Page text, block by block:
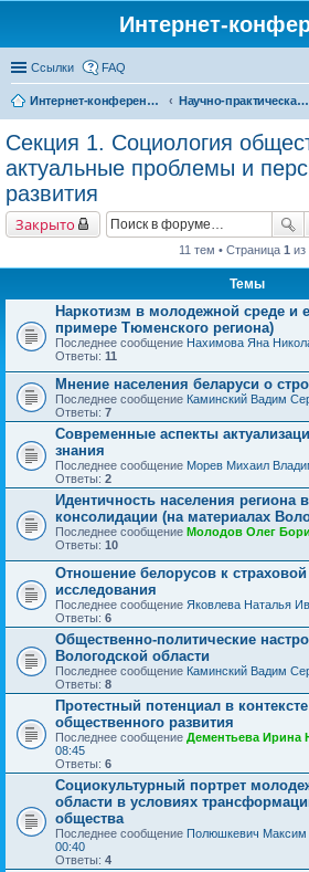
Интернет-
Ссылки FAQ
Интернет-конференции Научно-практическая интернет-конференция «Глобальные вызовы и региональное развитие в зеркале социологических измерений»
Секция 1. Социология
актуальные проблемы и
развития
Закрыто
11 тем • Страница 1 из
Темы
Наркотизм в молодежной среде и
примере Тюменского региона)
Последнее сообщение Нахимова Яна
Ответы: 11
Мнение населения беларуси о
Последнее сообщение Каминский Вадим
Ответы: 7
Современные аспекты
знания
Последнее сообщение Морев Михаил
Ответы: 2
Идентичность населения региона
консолидации (на материалах
Последнее сообщение Молодов Олег
Ответы: 10
Отношение белорусов к страховой
исследования
Последнее сообщение Яковлева Наталья
Ответы: 6
Общественно-политические
Вологодской области
Последнее сообщение Каминский Вадим
Ответы: 8
Протестный потенциал в
общественного развития
Последнее сообщение Дементьева Ирина
08:45
Ответы: 6
Социокультурный портрет
области в условиях
общества
Последнее сообщение Полюшкевич Максим
00:40
Ответы: 4